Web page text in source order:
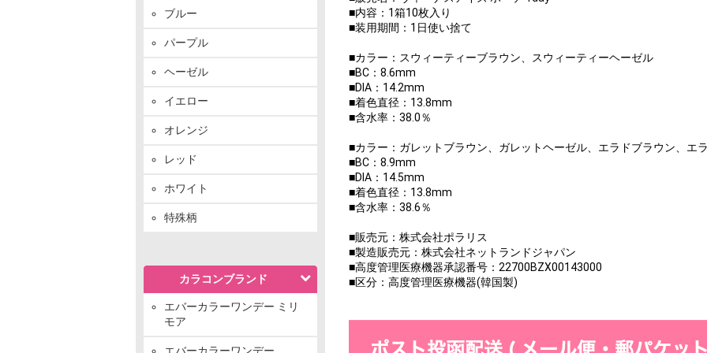
ブルー
パープル
ヘーゼル
イエロー
オレンジ
レッド
ホワイト
特殊柄
カラコンブランド
エバーカラーワンデー ミリ
モア
エバーカラーワンデー
■内容：1箱10枚入り
■装用期間：1日使い捨て
■カラー：スウィーティーブラウン、スウィーティーヘーゼル
■BC：8.6mm
■DIA：14.2mm
■着色直径：13.8mm
■含水率：38.0％
■カラー：ガレットブラウン、ガレットヘーゼル、エラドブラウン、エ
■BC：8.9mm
■DIA：14.5mm
■着色直径：13.8mm
■含水率：38.6％
■販売元：株式会社ポラリス
■製造販売元：株式会社ネットランドジャパン
■高度管理医療機器承認番号：22700BZX00143000
■区分：高度管理医療機器(韓国製)